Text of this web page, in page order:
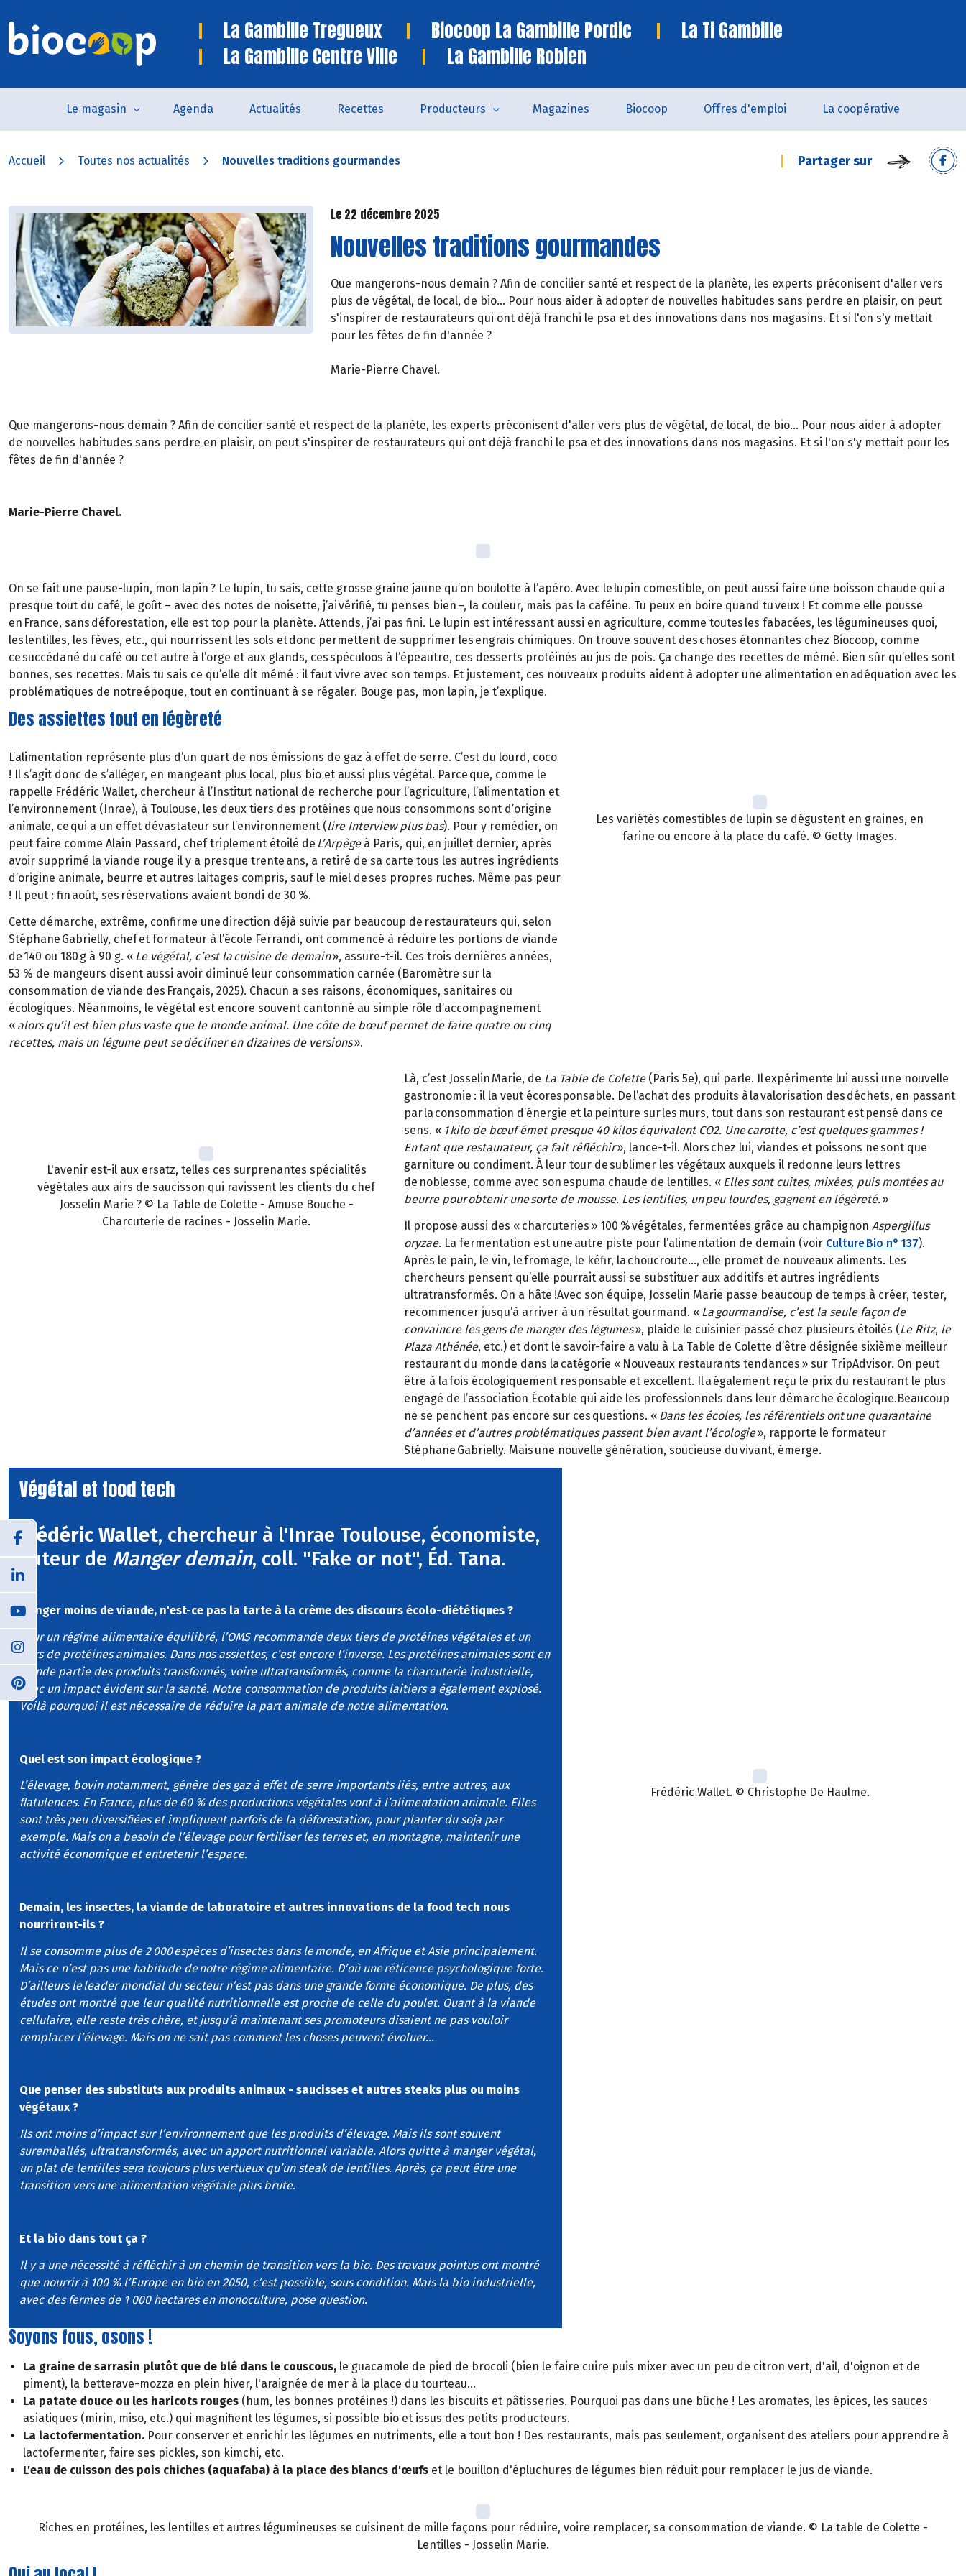
La Gambille Tregueux Biocoop La Gambille Pordic
La Ti Gambille
La Gambille Centre Ville
La Gambille Robien
Le magasin Agenda Actualités Recettes Producteurs Magazines Biocoop Offres d'emploi La coopérative
Accueil Toutes nos actualités Nouvelles traditions gourmandes Partager sur
Le 22 décembre 2025
Nouvelles traditions gourmandes
Que mangerons-nous demain ? Afin de concilier santé et respect de la planète, les experts préconisent d'aller vers
plus de végétal, de local, de bio... Pour nous aider à adopter de nouvelles habitudes sans perdre en plaisir, on peut
s'inspirer de restaurateurs qui ont déjà franchi le psa et des innovations dans nos magasins. Et si l'on s'y mettait
pour les fêtes de fin d'année ?
Marie-Pierre Chavel.
Que mangerons-nous demain ? Afin de concilier santé et respect de la planète, les experts préconisent d'aller vers plus de végétal, de local, de bio... Pour nous aider à adopter
de nouvelles habitudes sans perdre en plaisir, on peut s'inspirer de restaurateurs qui ont déjà franchi le psa et des innovations dans nos magasins. Et si l'on s'y mettait pour les
fêtes de fin d'année ?
Marie-Pierre Chavel.
On se fait une pause-lupin, mon lapin ? Le lupin, tu sais, cette grosse graine jaune qu’on boulotte à l’apéro. Avec le lupin comestible, on peut aussi faire une boisson chaude qui a
presque tout du café, le goût – avec des notes de noisette, j’ai vérifié, tu penses bien –, la couleur, mais pas la caféine. Tu peux en boire quand tu veux ! Et comme elle pousse
en France, sans déforestation, elle est top pour la planète. Attends, j’ai pas fini. Le lupin est intéressant aussi en agriculture, comme toutes les fabacées, les légumineuses quoi,
les lentilles, les fèves, etc., qui nourrissent les sols et donc permettent de supprimer les engrais chimiques. On trouve souvent des choses étonnantes chez Biocoop, comme
ce succédané du café ou cet autre à l’orge et aux glands, ces spéculoos à l’épeautre, ces desserts protéinés au jus de pois. Ça change des recettes de mémé. Bien sûr qu’elles sont
bonnes, ses recettes. Mais tu sais ce qu’elle dit mémé : il faut vivre avec son temps. Et justement, ces nouveaux produits aident à adopter une alimentation en adéquation avec les
problématiques de notre époque, tout en continuant à se régaler. Bouge pas, mon lapin, je t’explique.
Des assiettes tout en légèreté
L’alimentation représente plus d’un quart de nos émissions de gaz à effet de serre. C’est du lourd, coco
! Il s’agit donc de s’alléger, en mangeant plus local, plus bio et aussi plus végétal. Parce que, comme le
rappelle Frédéric Wallet, chercheur à l’Institut national de recherche pour l’agriculture, l’alimentation et
l’environnement (Inrae), à Toulouse, les deux tiers des protéines que nous consommons sont d’origine
animale, ce qui a un effet dévastateur sur l’environnement (lire Interview plus bas). Pour y remédier, on
peut faire comme Alain Passard, chef triplement étoilé de L’Arpègeà Paris, qui, en juillet dernier, après
avoir supprimé la viande rouge il y a presque trente ans, a retiré de sa carte tous les autres ingrédients
d’origine animale, beurre et autres laitages compris, sauf le miel de ses propres ruches. Même pas peur
! Il peut : fin août, ses réservations avaient bondi de 30 %.
Cette démarche, extrême, confirme une direction déjà suivie par beaucoup de restaurateurs qui, selon
Stéphane Gabrielly, chef et formateur à l’école Ferrandi, ont commencé à réduire les portions de viande
de 140 ou 180 g à 90 g. « Le végétal, c’est la cuisine de demain», assure-t-il. Ces trois dernières années,
53 % de mangeurs disent aussi avoir diminué leur consommation carnée (Baromètre sur la
consommation de viande des Français, 2025). Chacun a ses raisons, économiques, sanitaires ou
écologiques. Néanmoins, le végétal est encore souvent cantonné au simple rôle d’accompagnement
« alors qu’il est bien plus vaste que le monde animal. Une côte de bœuf permet de faire quatre ou cinq
recettes, mais un légume peut se décliner en dizaines de versions».
Les variétés comestibles de lupin se dégustent en graines, en
farine ou encore à la place du café. © Getty Images.
L'avenir est-il aux ersatz, telles ces surprenantes spécialités
végétales aux airs de saucisson qui ravissent les clients du chef
Josselin Marie ? © La Table de Colette - Amuse Bouche -
Charcuterie de racines - Josselin Marie.
Là, c’est Josselin Marie, de La Table de Colette(Paris 5e), qui parle. Il expérimente lui aussi une nouvelle
gastronomie : il la veut écoresponsable. De l’achat des produits à la valorisation des déchets, en passant
par la consommation d’énergie et la peinture sur les murs, tout dans son restaurant est pensé dans ce
sens. « 1 kilo de bœuf émet presque 40 kilos équivalent CO2. Une carotte, c’est quelques grammes !
En tant que restaurateur, ça fait réfléchir», lance-t-il. Alors chez lui, viandes et poissons ne sont que
garniture ou condiment. À leur tour de sublimer les végétaux auxquels il redonne leurs lettres
de noblesse, comme avec son espuma chaude de lentilles. « Elles sont cuites, mixées, puis montées au
beurre pour obtenir une sorte de mousse. Les lentilles, un peu lourdes, gagnent en légèreté.»
Il propose aussi des « charcuteries » 100 % végétales, fermentées grâce au champignon Aspergillus
oryzae. La fermentation est une autre piste pour l’alimentation de demain (voir Culture Bio n° 137).
Après le pain, le vin, le fromage, le kéfir, la choucroute…, elle promet de nouveaux aliments. Les
chercheurs pensent qu’elle pourrait aussi se substituer aux additifs et autres ingrédients
ultratransformés. On a hâte !Avec son équipe, Josselin Marie passe beaucoup de temps à créer, tester,
recommencer jusqu’à arriver à un résultat gourmand. « La gourmandise, c’est la seule façon de
convaincre les gens de manger des légumes», plaide le cuisinier passé chez plusieurs étoilés (Le Ritz, le
Plaza Athénée, etc.) et dont le savoir-faire a valu à La Table de Colette d’être désignée sixième meilleur
restaurant du monde dans la catégorie « Nouveaux restaurants tendances » sur TripAdvisor. On peut
être à la fois écologiquement responsable et excellent. Il a également reçu le prix du restaurant le plus
engagé de l’association Écotable qui aide les professionnels dans leur démarche écologique.Beaucoup
ne se penchent pas encore sur ces questions. « Dans les écoles, les référentiels ont une quarantaine
d’années et d’autres problématiques passent bien avant l’écologie», rapporte le formateur
Stéphane Gabrielly. Mais une nouvelle génération, soucieuse du vivant, émerge.
Végétal et food tech
Frédéric Wallet, chercheur à l'Inrae Toulouse, économiste,
auteur de Manger demain, coll. "Fake or not", Éd. Tana.
Manger moins de viande, n'est-ce pas la tarte à la crème des discours écolo-diététiques ?
Pour un régime alimentaire équilibré, l’OMS recommande deux tiers de protéines végétales et un
tiers de protéines animales. Dans nos assiettes, c’est encore l’inverse. Les protéines animales sont en
grande partie des produits transformés, voire ultratransformés, comme la charcuterie industrielle,
avec un impact évident sur la santé. Notre consommation de produits laitiers a également explosé.
Voilà pourquoi il est nécessaire de réduire la part animale de notre alimentation.
Quel est son impact écologique ?
L’élevage, bovin notamment, génère des gaz à effet de serre importants liés, entre autres, aux
flatulences. En France, plus de 60 % des productions végétales vont à l’alimentation animale. Elles
sont très peu diversifiées et impliquent parfois de la déforestation, pour planter du soja par
exemple. Mais on a besoin de l’élevage pour fertiliser les terres et, en montagne, maintenir une
activité économique et entretenir l’espace.
Demain, les insectes, la viande de laboratoire et autres innovations de la food tech nous
nourriront-ils ?
Il se consomme plus de 2 000 espèces d’insectes dans le monde, en Afrique et Asie principalement.
Mais ce n’est pas une habitude de notre régime alimentaire. D’où une réticence psychologique forte.
D’ailleurs le leader mondial du secteur n’est pas dans une grande forme économique. De plus, des
études ont montré que leur qualité nutritionnelle est proche de celle du poulet. Quant à la viande
cellulaire, elle reste très chère, et jusqu’à maintenant ses promoteurs disaient ne pas vouloir
remplacer l’élevage. Mais on ne sait pas comment les choses peuvent évoluer…
Que penser des substituts aux produits animaux - saucisses et autres steaks plus ou moins
végétaux ?
Ils ont moins d’impact sur l’environnement que les produits d’élevage. Mais ils sont souvent
suremballés, ultratransformés, avec un apport nutritionnel variable. Alors quitte à manger végétal,
un plat de lentilles sera toujours plus vertueux qu’un steak de lentilles. Après, ça peut être une
transition vers une alimentation végétale plus brute.
Et la bio dans tout ça ?
Il y a une nécessité à réfléchir à un chemin de transition vers la bio. Des travaux pointus ont montré
que nourrir à 100 % l’Europe en bio en 2050, c’est possible, sous condition. Mais la bio industrielle,
avec des fermes de 1 000 hectares en monoculture, pose question.
Frédéric Wallet. © Christophe De Haulme.
Soyons fous, osons !
La graine de sarrasin plutôt que de blé dans le couscous, le guacamole de pied de brocoli (bien le faire cuire puis mixer avec un peu de citron vert, d'ail, d'oignon et de
piment), la betterave-mozza en plein hiver, l'araignée de mer à la place du tourteau...
La patate douce ou les haricots rouges (hum, les bonnes protéines !) dans les biscuits et pâtisseries. Pourquoi pas dans une bûche ! Les aromates, les épices, les sauces
asiatiques (mirin, miso, etc.) qui magnifient les légumes, si possible bio et issus des petits producteurs.
La lactofermentation. Pour conserver et enrichir les légumes en nutriments, elle a tout bon ! Des restaurants, mais pas seulement, organisent des ateliers pour apprendre à
lactofermenter, faire ses pickles, son kimchi, etc.
L'eau de cuisson des pois chiches (aquafaba) à la place des blancs d'œufs et le bouillon d'épluchures de légumes bien réduit pour remplacer le jus de viande.
Riches en protéines, les lentilles et autres légumineuses se cuisinent de mille façons pour réduire, voire remplacer, sa consommation de viande. © La table de Colette -
Lentilles - Josselin Marie.